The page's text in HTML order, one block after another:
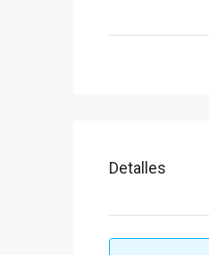
Detalles